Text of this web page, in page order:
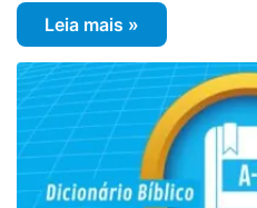
Leia mais »